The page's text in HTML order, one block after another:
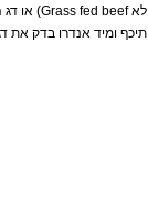
לא Grass fed beef) או דג הליבוט.
תיכף ומיד אנדרו בדק את